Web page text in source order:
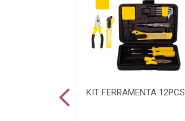
KIT FERRAMENTA 12PCS